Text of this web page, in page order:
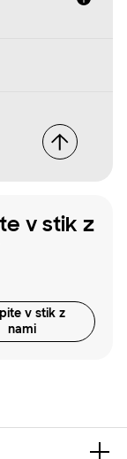
v stik z
v stik z
nami